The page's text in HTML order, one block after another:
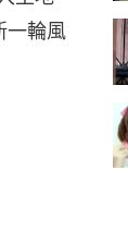
一輪風